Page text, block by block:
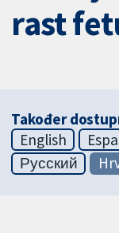
rast
Također
English
Русский